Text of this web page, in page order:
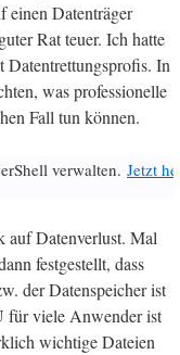
einen Datenträger
Rat teuer. Ich hatte
Datentrettungsprofis. In
was professionelle
Fall tun können.
verwalten. Jetzt
Datenverlust. Mal
festgestellt, dass
der Datenspeicher ist
für viele Anwender ist
wichtige Dateien